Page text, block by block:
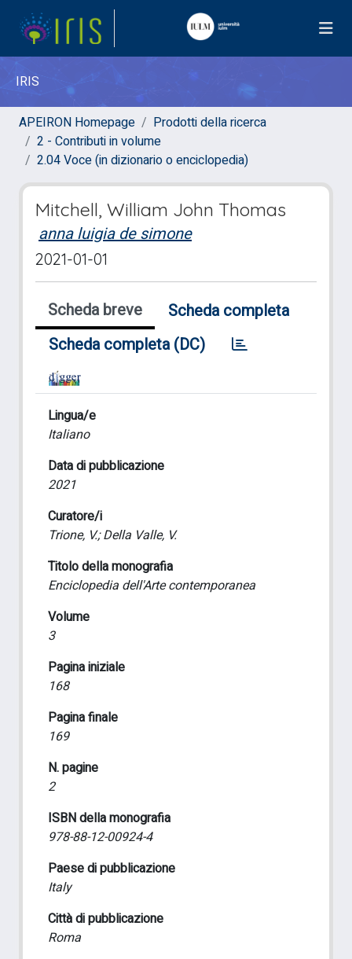
IRIS
APEIRON Homepage
Prodotti della ricerca
2 - Contributi in volume
2.04 Voce (in dizionario o enciclopedia)
Mitchell, William John Thomas
anna luigia de simone
2021-01-01
Scheda breve
Scheda completa
Scheda completa (DC)
Lingua/e
Italiano
Data di pubblicazione
2021
Curatore/i
Trione, V.; Della Valle, V.
Titolo della monografia
Enciclopedia dell'Arte contemporanea
Volume
3
Pagina iniziale
168
Pagina finale
169
N. pagine
2
ISBN della monografia
978-88-12-00924-4
Paese di pubblicazione
Italy
Città di pubblicazione
Roma